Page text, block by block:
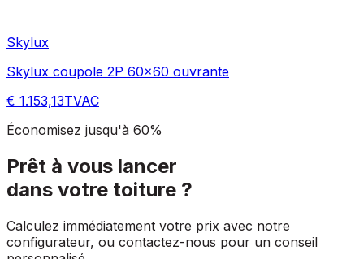
Skylux
Skylux coupole 2P 60x60 ouvrante
€ 1.153,13TVAC
Économisez jusqu'à 60%
Prêt à vous lancer
dans votre toiture ?
Calculez immédiatement votre prix avec notre
configurateur, ou contactez-nous pour un conseil